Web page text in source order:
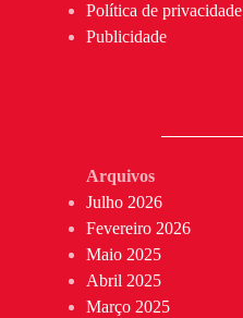
Política de privacidade
Publicidade
Arquivos
Julho 2026
Fevereiro 2026
Maio 2025
Abril 2025
Março 2025